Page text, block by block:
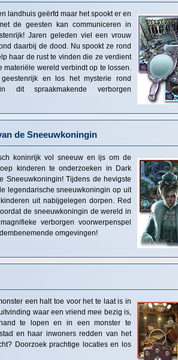
landhuis geërfd maar het spookt er en
de geesten kan communiceren in
Jaren geleden viel een vrouw
daarbij de dood. Nu spookt ze rond
haar de rust te vinden die ze verdient
materiële wereld verbindt op te lossen.
en los het mysterie rond
spraakmakende verborgen
de Sneeuwkoningin
koninrijk vol sneeuw en ijs om de
kinderen te onderzoeken in Dark
Sneeuwkoningin! Tijdens de hevigste
legendarische sneeuwkoningin op uit
uit nabijgelegen dorpen. Red
de sneeuwkoningin de wereld in
verborgen voorwerpenspel
omgevingen!
een halt toe voor het te laat is in
waar een vriend mee bezig is,
te lopen en in een monster te
en haar inwoners redden van het
Doorzoek prachtige locaties en los